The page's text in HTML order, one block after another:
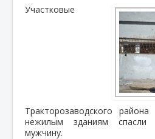
Участковые
Тракторозаводского
нежилым зданиям спасли
мужчину.